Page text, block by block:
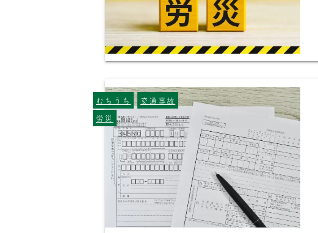
むちうち
交通事故
労災